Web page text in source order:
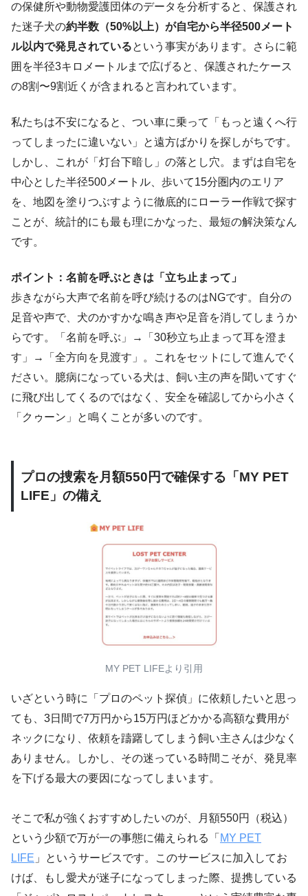
の保健所や動物愛護団体のデータを分析すると、保護され
た迷子犬の約半数（50%以上）が自宅から半径500メート
ル以内で発見されているという事実があります。さらに範
囲を半径3キロメートルまで広げると、保護されたケース
の8割〜9割近くが含まれると言われています。
私たちは不安になると、つい車に乗って「もっと遠くへ行
ってしまったに違いない」と遠方ばかりを探しがちです。
しかし、これが「灯台下暗し」の落とし穴。まずは自宅を
中心とした半径500メートル、歩いて15分圏内のエリア
を、地図を塗りつぶすように徹底的にローラー作戦で探す
ことが、統計的にも最も理にかなった、最短の解決策なん
です。
ポイント：名前を呼ぶときは「立ち止まって」
歩きながら大声で名前を呼び続けるのはNGです。自分の
足音や声で、犬のかすかな鳴き声や足音を消してしまうか
らです。「名前を呼ぶ」→「30秒立ち止まって耳を澄ま
す」→「全方向を見渡す」。これをセットにして進んでく
ださい。臆病になっている犬は、飼い主の声を聞いてすぐ
に飛び出してくるのではなく、安全を確認してから小さく
「クゥーン」と鳴くことが多いのです。
プロの捜索を月額550円で確保する「MY PET
LIFE」の備え
MY PET LIFEより引用
いざという時に「プロのペット探偵」に依頼したいと思っ
ても、3日間で7万円から15万円ほどかかる高額な費用が
ネックになり、依頼を躊躇してしまう飼い主さんは少なく
ありません。しかし、その迷っている時間こそが、発見率
を下げる最大の要因になってしまいます。
そこで私が強くおすすめしたいのが、月額550円（税込）
という少額で万が一の事態に備えられる「 MY PET
LIFE 」というサービスです。このサービスに加入してお
けば、もし愛犬が迷子になってしまった際、提携している